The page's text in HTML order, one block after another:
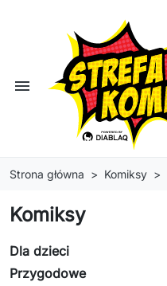
menu
Strona główna Komiksy
Komiksy
Dla dzieci
Przygodowe